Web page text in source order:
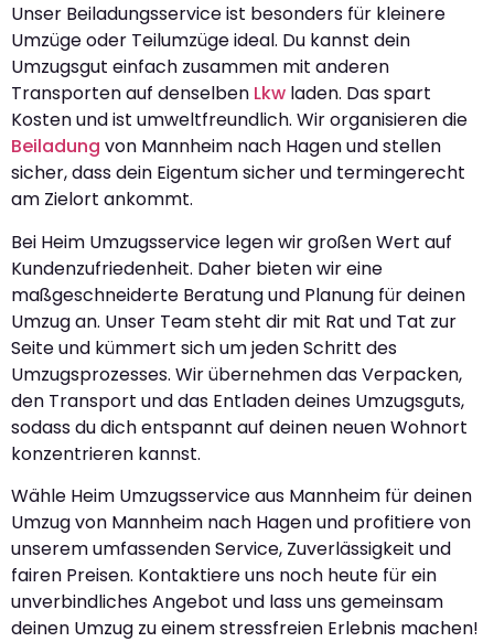
Unser Beiladungsservice ist besonders für kleinere
Umzüge oder Teilumzüge ideal. Du kannst dein
Umzugsgut einfach zusammen mit anderen
Transporten auf denselben Lkw laden. Das spart
Kosten und ist umweltfreundlich. Wir organisieren die
Beiladung von Mannheim nach Hagen und stellen
sicher, dass dein Eigentum sicher und termingerecht
am Zielort ankommt.
Bei Heim Umzugsservice legen wir großen Wert auf
Kundenzufriedenheit. Daher bieten wir eine
maßgeschneiderte Beratung und Planung für deinen
Umzug an. Unser Team steht dir mit Rat und Tat zur
Seite und kümmert sich um jeden Schritt des
Umzugsprozesses. Wir übernehmen das Verpacken,
den Transport und das Entladen deines Umzugsguts,
sodass du dich entspannt auf deinen neuen Wohnort
konzentrieren kannst.
Wähle Heim Umzugsservice aus Mannheim für deinen
Umzug von Mannheim nach Hagen und profitiere von
unserem umfassenden Service, Zuverlässigkeit und
fairen Preisen. Kontaktiere uns noch heute für ein
unverbindliches Angebot und lass uns gemeinsam
deinen Umzug zu einem stressfreien Erlebnis machen!